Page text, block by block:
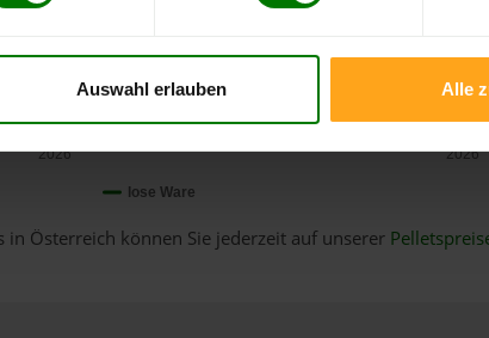
Auswahl erlauben Alle
lose Ware
2026
2026
Österreich können Sie jederzeit auf unserer